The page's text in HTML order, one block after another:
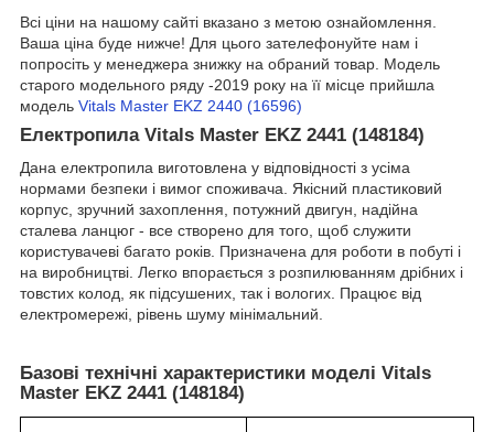
Всі ціни на нашому сайті вказано з метою ознайомлення.
Ваша ціна буде нижче! Для цього зателефонуйте нам і
попросіть у менеджера знижку на обраний товар. Модель
старого модельного ряду -2019 року на її місце прийшла
модель Vitals Master EKZ 2440 (16596)
Електропила Vitals Master EKZ 2441 (148184)
Дана електропила виготовлена у відповідності з усіма
нормами безпеки і вимог споживача. Якісний пластиковий
корпус, зручний захоплення, потужний двигун, надійна
сталева ланцюг - все створено для того, щоб служити
користувачеві багато років. Призначена для роботи в побуті і
на виробництві. Легко впорається з розпилюванням дрібних і
товстих колод, як підсушених, так і вологих. Працює від
електромережі, рівень шуму мінімальний.
Базові технічні характеристики моделі Vitals
Master EKZ 2441 (148184)